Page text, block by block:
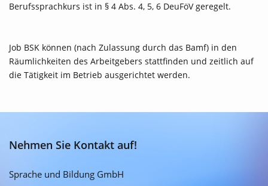
Berufssprachkurs ist in § 4 Abs. 4, 5, 6 DeuFöV geregelt.
Job BSK können (nach Zulassung durch das Bamf) in den
Räumlichkeiten des Arbeitgebers stattfinden und zeitlich auf
die Tätigkeit im Betrieb ausgerichtet werden.
Nehmen Sie Kontakt auf!
Sprache und Bildung GmbH